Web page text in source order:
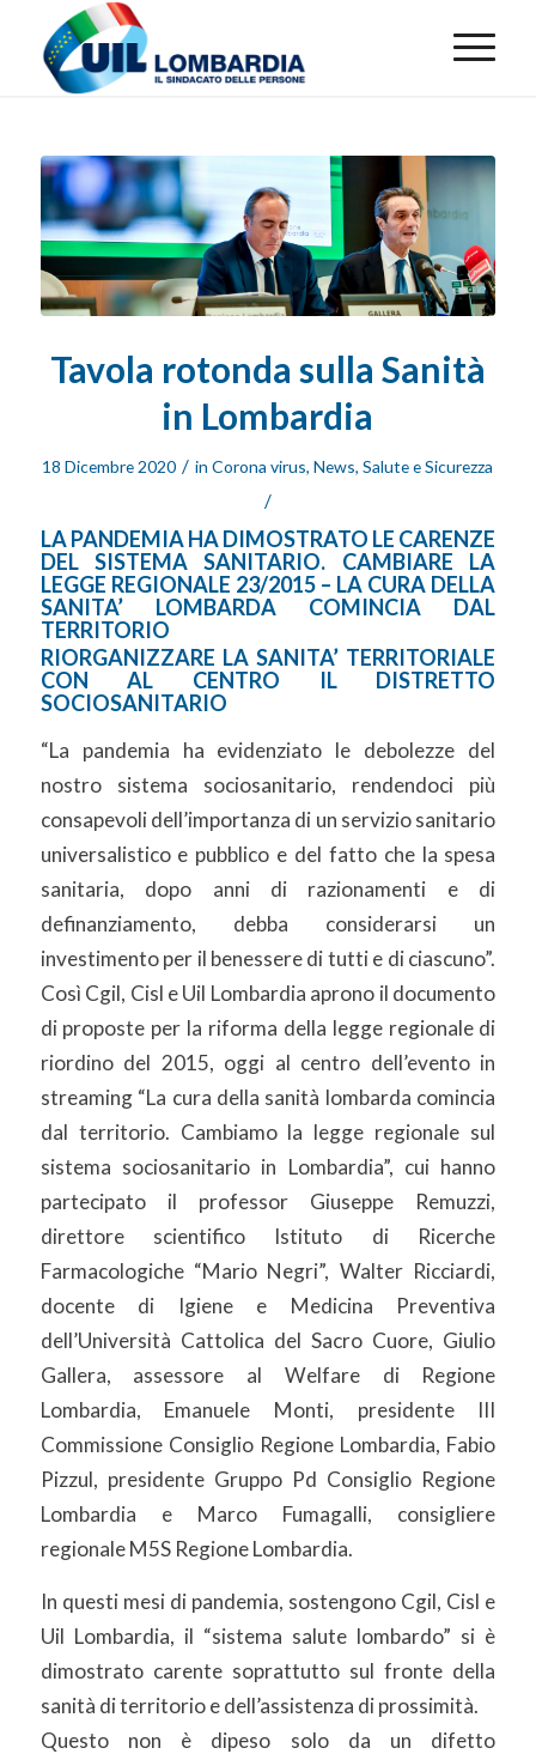
Tavola rotonda sulla Sanità
in Lombardia
18 Dicembre 2020 / inCorona virus,News,Salute e Sicurezza
/
LA PANDEMIA HA DIMOSTRATO LE CARENZE
DEL SISTEMA SANITARIO. CAMBIARE LA
LEGGE REGIONALE 23/2015 – LA CURA DELLA
SANITA’ LOMBARDA COMINCIA DAL
TERRITORIO
RIORGANIZZARE LA SANITA’ TERRITORIALE
CON AL CENTRO IL DISTRETTO
SOCIOSANITARIO
“La pandemia ha evidenziato le debolezze del
nostro sistema sociosanitario, rendendoci più
consapevoli dell’importanza di un servizio sanitario
universalistico e pubblico e del fatto che la spesa
sanitaria, dopo anni di razionamenti e di
definanziamento, debba considerarsi un
investimento per il benessere di tutti e di ciascuno”.
Così Cgil, Cisl e Uil Lombardia aprono il documento
di proposte per la riforma della legge regionale di
riordino del 2015, oggi al centro dell’evento in
streaming “La cura della sanità lombarda comincia
dal territorio. Cambiamo la legge regionale sul
sistema sociosanitario in Lombardia”, cui hanno
partecipato il professor Giuseppe Remuzzi,
direttore scientifico Istituto di Ricerche
Farmacologiche “Mario Negri”, Walter Ricciardi,
docente di Igiene e Medicina Preventiva
dell’Università Cattolica del Sacro Cuore, Giulio
Gallera, assessore al Welfare di Regione
Lombardia, Emanuele Monti, presidente III
Commissione Consiglio Regione Lombardia, Fabio
Pizzul, presidente Gruppo Pd Consiglio Regione
Lombardia e Marco Fumagalli, consigliere
regionale M5S Regione Lombardia.
In questi mesi di pandemia, sostengono Cgil, Cisl e
Uil Lombardia, il “sistema salute lombardo” si è
dimostrato carente soprattutto sul fronte della
sanità di territorio e dell’assistenza di prossimità.
Questo non è dipeso solo da un difetto